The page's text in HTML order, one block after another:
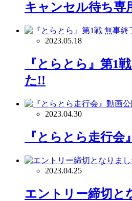
キャンセル待ち専
2023.05.18
『とらとら』第1
た!!
2023.04.30
『とらとら走行会
2023.04.25
エントリー締切と